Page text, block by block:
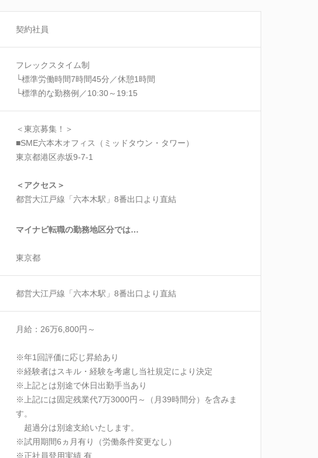
契約社員
フレックスタイム制
└標準労働時間7時間45分／休憩1時間
└標準的な勤務例／10:30～19:15
＜東京募集！＞
■SME六本木オフィス（ミッドタウン・タワー）
東京都港区赤坂9-7-1
＜アクセス＞
都営大江戸線「六本木駅」8番出口より直結
マイナビ転職の勤務地区分では…
東京都
都営大江戸線「六本木駅」8番出口より直結
月給：26万6,800円～
※年1回評価に応じ昇給あり
※経験者はスキル・経験を考慮し当社規定により決定
※上記とは別途で休日出勤手当あり
※上記には固定残業代7万3000円～（月39時間分）を含みま
す。
超過分は別途支給いたします。
※試用期間6ヵ月有り（労働条件変更なし）
※正社員登用実績 有